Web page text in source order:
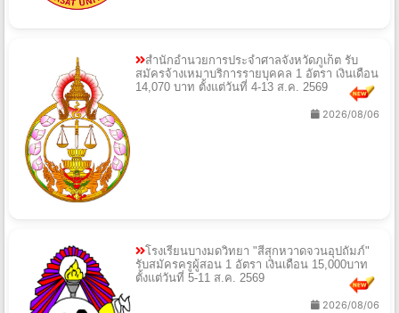
สำนักอำนวยการประจำศาลจังหวัดภูเก็ต รับ
สมัครจ้างเหมาบริการรายบุคคล 1 อัตรา เงินเดือน
14,070 บาท ตั้งแต่วันที่ 4-13 ส.ค. 2569
2026/08/06
โรงเรียนบางมดวิทยา "สีสุกหวาดจวนอุปถัมภ์"
รับสมัครครูผู้สอน 1 อัตรา เงินเดือน 15,000บาท
ตั้งแต่วันที่ 5-11 ส.ค. 2569
2026/08/06